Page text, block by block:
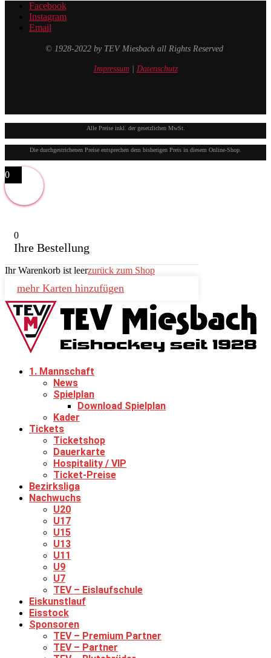
Facebook
Instagram
Email
© 1928-2022 by TEV Miesbach all Rights Reserved
Impressum| Datenschutz
Alle Preise inkl. der gesetzlichen MwSt.
Die durchgestrichenen Preise entsprechen dem bisherigen Preis in diesem Online-Shop.
0
0
Ihre Bestellung
Ihr Warenkorb ist leerzurück zum Shop
mehr Karten hinzufügen
1. Mannschaft
News
Spielplan
Download Spielplan
Kader
Tickets
Ticketshop
Dauerkarte
Hospitality / VIP
Ticket-Preise
Bezirksliga
Nachwuchs
U20
U17
U15
U13
U11
U9
U7
TEV – Eislaufschule
Eiskunstlauf
Eisstock
Sponsoren
TEV – Premium Partner
TEV – Partner